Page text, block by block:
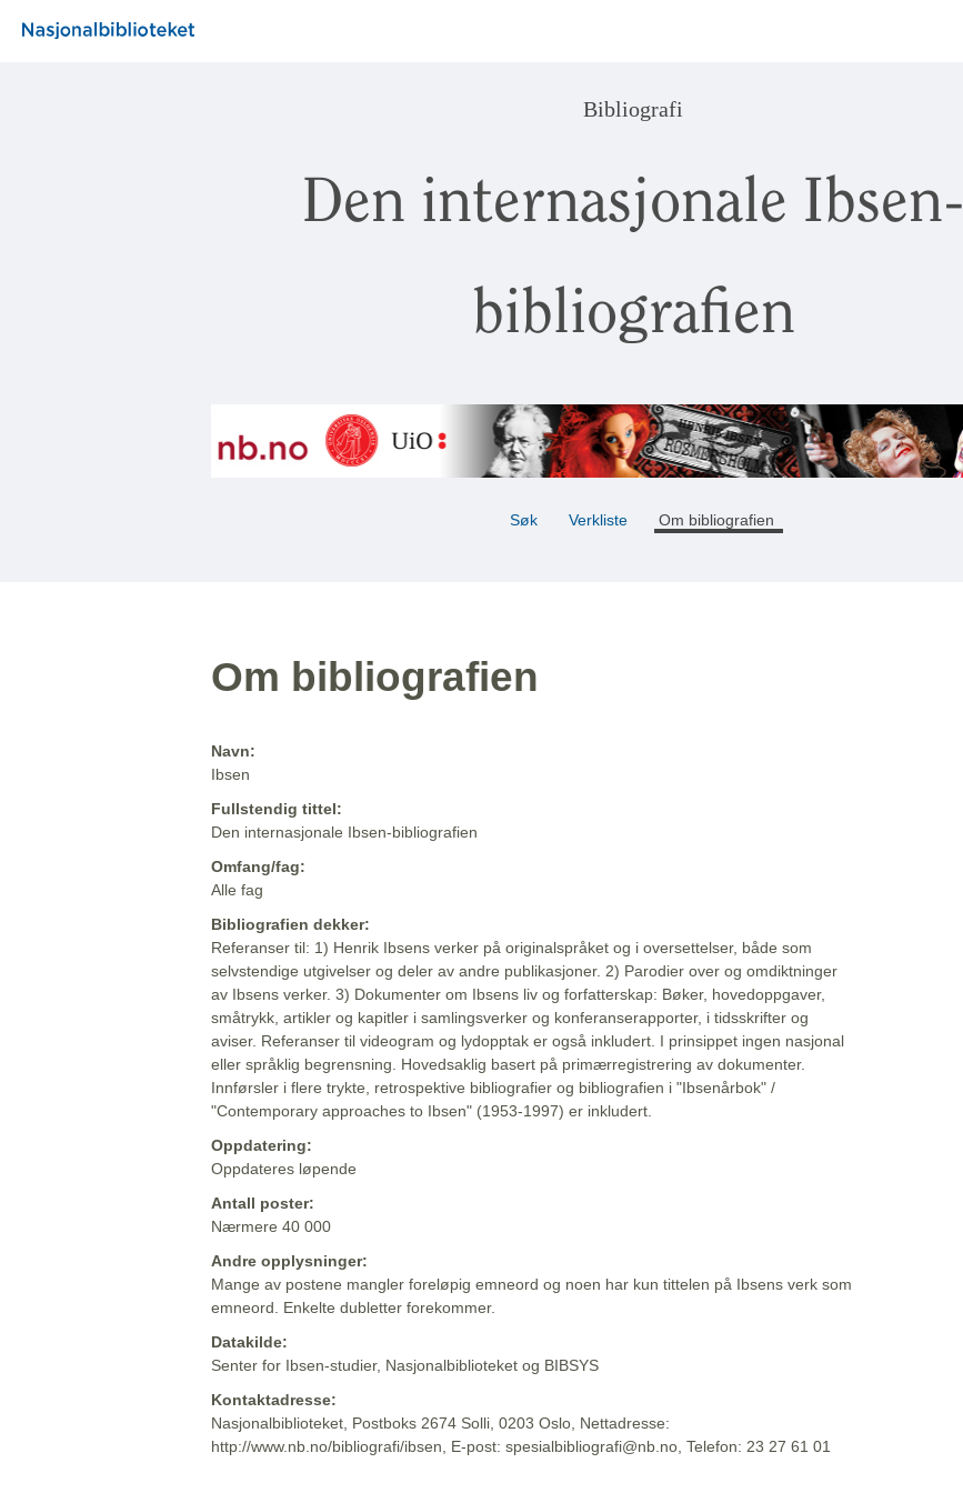
Bibliografi
Den internasjonale Ibsen-
bibliografien
Søk Verkliste Om bibliografien
Om bibliografien
Navn:
Ibsen
Fullstendig tittel:
Den internasjonale Ibsen-bibliografien
Omfang/fag:
Alle fag
Bibliografien dekker:
Referanser til: 1) Henrik Ibsens verker på originalspråket og i oversettelser, både som
selvstendige utgivelser og deler av andre publikasjoner. 2) Parodier over og omdiktninger
av Ibsens verker. 3) Dokumenter om Ibsens liv og forfatterskap: Bøker, hovedoppgaver,
småtrykk, artikler og kapitler i samlingsverker og konferanserapporter, i tidsskrifter og
aviser. Referanser til videogram og lydopptak er også inkludert. I prinsippet ingen nasjonal
eller språklig begrensning. Hovedsaklig basert på primærregistrering av dokumenter.
Innførsler i flere trykte, retrospektive bibliografier og bibliografien i "Ibsenårbok" /
"Contemporary approaches to Ibsen" (1953-1997) er inkludert.
Oppdatering:
Oppdateres løpende
Antall poster:
Nærmere 40 000
Andre opplysninger:
Mange av postene mangler foreløpig emneord og noen har kun tittelen på Ibsens verk som
emneord. Enkelte dubletter forekommer.
Datakilde:
Senter for Ibsen-studier, Nasjonalbiblioteket og BIBSYS
Kontaktadresse:
Nasjonalbiblioteket, Postboks 2674 Solli, 0203 Oslo, Nettadresse:
http://www.nb.no/bibliografi/ibsen, E-post: spesialbibliografi@nb.no, Telefon: 23 27 61 01